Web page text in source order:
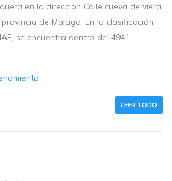
en la dirección Calle cueva de viera
de Malaga. En la clasificación
se encuentra dentro del 4941 -
LEER TODO